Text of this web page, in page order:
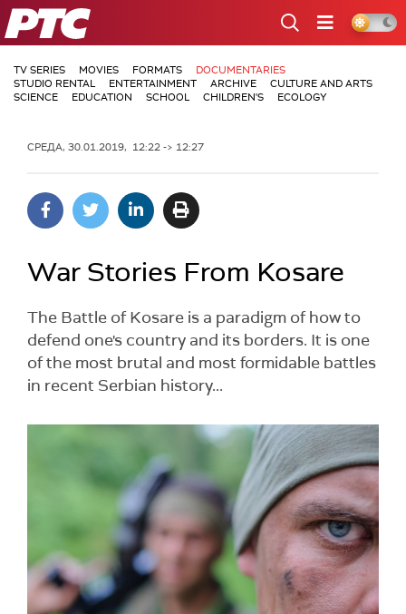
РТС
TV SERIES MOVIES FORMATS
DOCUMENTARIES
STUDIO RENTAL
ENTERTAINMENT ARCHIVE
CULTURE AND ARTS
SCIENCE
EDUCATION SCHOOL CHILDREN'S ECOLOGY
СРЕДА, 30.01.2019, 12:22 -> 12:27
War Stories From Kosare
The Battle of Kosare is a paradigm of how to
defend one's country and its borders. It is one
of the most brutal and most formidable battles
in recent Serbian history...